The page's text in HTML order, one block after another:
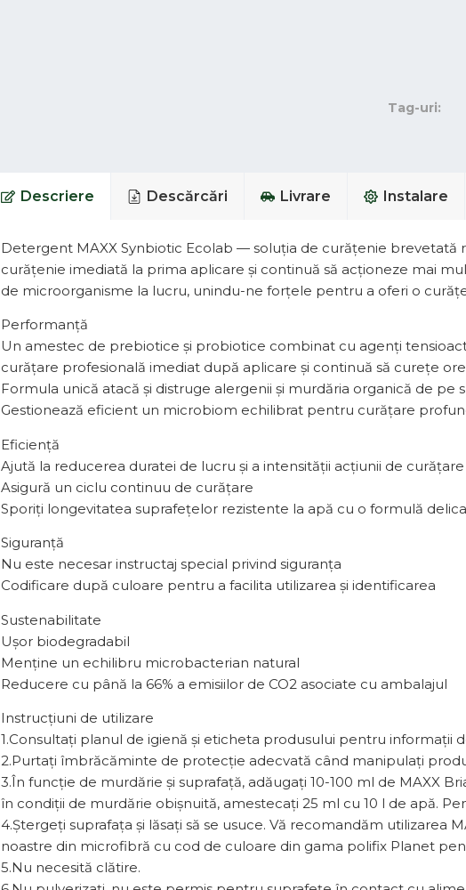
Tag-uri:
Descriere Descărcări Livrare Instalare
Detergent MAXX Synbiotic Ecolab — soluția de curățenie
curățenie imediată la prima aplicare și continuă să acționeze mai
de microorganisme la lucru, unindu-ne forțele pentru a oferi o
Performanță
Un amestec de prebiotice și probiotice combinat cu agenți
curățare profesională imediat după aplicare și continuă să curețe
Formula unică atacă și distruge alergenii și murdăria organică de pe
Gestionează eficient un microbiom echilibrat pentru curățare
Eficiență
Ajută la reducerea duratei de lucru și a intensității acțiunii de
Asigură un ciclu continuu de curățare
Sporiți longevitatea suprafețelor rezistente la apă cu o formulă
Siguranță
Nu este necesar instructaj special privind siguranța
Codificare după culoare pentru a facilita utilizarea și identificarea
Sustenabilitate
Ușor biodegradabil
Menține un echilibru microbacterian natural
Reducere cu până la 66% a emisiilor de CO2 asociate cu ambalajul
Instrucțiuni de utilizare
1.Consultați planul de igienă și eticheta produsului pentru informații
2.Purtați îmbrăcăminte de protecție adecvată când manipulați
3.În funcție de murdărie și suprafață, adăugați 10-100 ml de MAXX
în condiții de murdărie obișnuită, amestecați 25 ml cu 10 l de apă.
4.Ștergeți suprafața și lăsați să se usuce. Vă recomandăm utilizarea
noastre din microfibră cu cod de culoare din gama polifix Planet
5.Nu necesită clătire.